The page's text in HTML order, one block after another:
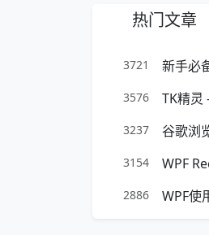
热门文章
3721 新手必
3576 TK精灵
3237 谷歌浏
3154 WPF
2886 WPF使